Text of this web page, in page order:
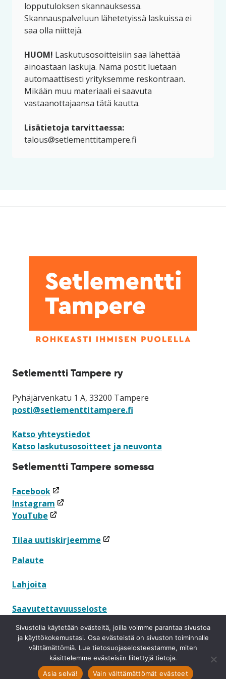
lopputuloksen skannauksessa.
Skannauspalveluun lähetetyissä laskuissa ei
saa olla niittejä.
HUOM! Laskutusosoitteisiin saa lähettää
ainoastaan laskuja. Nämä postit luetaan
automaattisesti yrityksemme reskontraan.
Mikään muu materiaali ei saavuta
vastaanottajaansa tätä kautta.
Lisätietoja tarvittaessa:
talous@setlementtitampere.fi
Setlementti Tampere ry
Pyhäjärvenkatu 1 A, 33200 Tampere
posti@setlementtitampere.fi
Katso yhteystiedot
Katso laskutusosoitteet ja neuvonta
Setlementti Tampere somessa
Facebook(linkki
avataan
uuteen
Instagram (linkki
avataan
ikkunaan)
YouTube (linkki
uuteen
Tilaa uutiskirjeemme (linkki
Palaute
Lahjoita
Saavutettavuusseloste
Tietosuojaseloste
Ilmoituskanava
Sivustolla käytetään evästeitä, joilla voimme parantaa sivustoa
ja käyttökokemustasi. Osa evästeistä on sivuston toiminnalle
välttämättömiä. Lue tietosuojaselosteestamme, miten
käsittelemme evästeisiin liitettyjä tietoja.
Asia selvä!
Vain välttämättömät evästeet